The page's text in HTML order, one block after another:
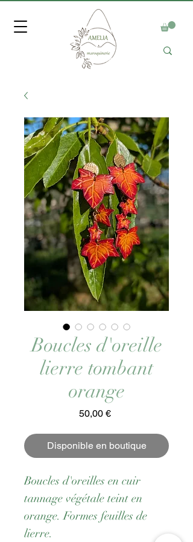
Boucles d'oreille
lierre tombant
orange
50,00 €Prix
Disponible en boutique
Boucles d'oreilles en cuir
tannage végétale teint en
orange. Formes feuilles de
lierre.